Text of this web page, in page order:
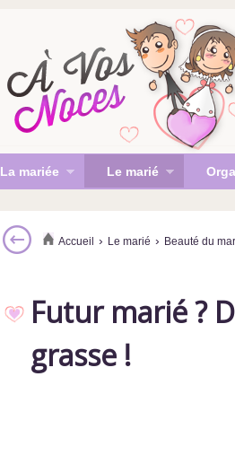
La mariée Le marié
Accueil › Le marié › Beauté du
Futur marié ?
grasse !